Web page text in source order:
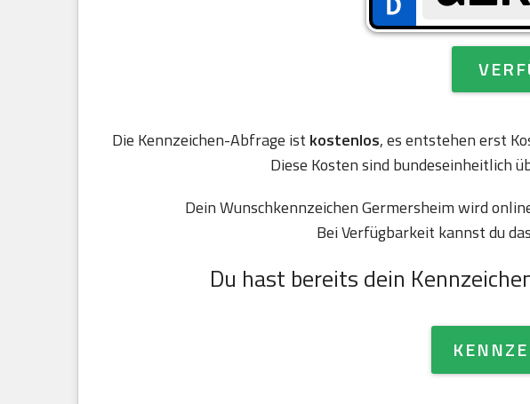
Die Kennzeichen-Abfrage ist kostenlos, es entstehen erst
Diese Kosten sind bundeseinheitlich
Dein Wunschkennzeichen Germersheim wird
Bei Verfügbarkeit kannst du
Du hast bereits dein